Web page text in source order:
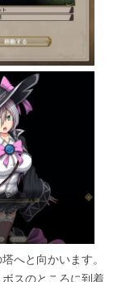
へと向かいます。
スのところに到着